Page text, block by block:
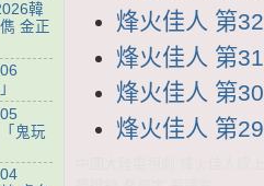
烽火佳人 第
烽火佳人 第
烽火佳人 第
烽火佳人 第
韓
金正
鬼玩